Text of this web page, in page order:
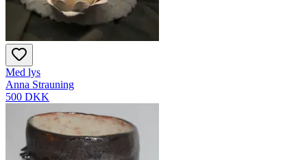
Med lys
Anna Strauning
500 DKK